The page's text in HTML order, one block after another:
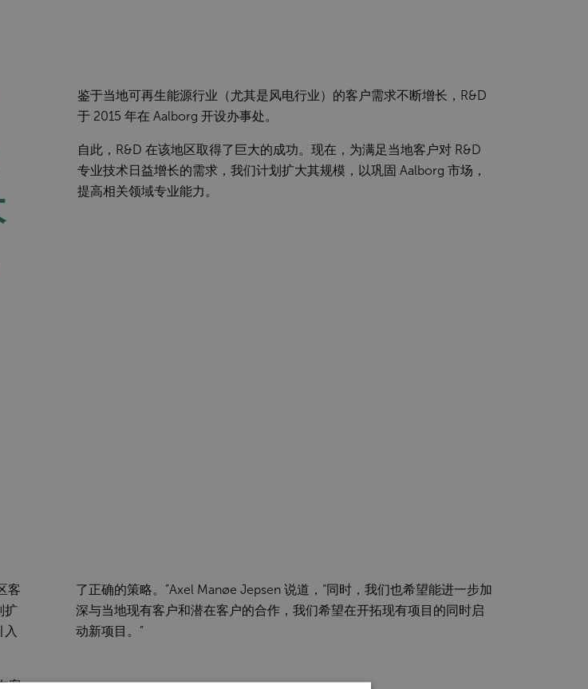
鉴于当地可再生能源行业（尤其是风电行业）的客户需求不断增长，R&D
于 2015 年在 Aalborg 开设办事处。
自此，R&D 在该地区取得了巨大的成功。现在，为满足当地客户对 R&D
专业技术日益增长的需求，我们计划扩大其规模，以巩固 Aalborg 市场，
提高相关领域专业能力。
客
扩
入
客
了正确的策略。”Axel Manøe Jepsen 说道，“同时，我们也希望能进一步加
深与当地现有客户和潜在客户的合作，我们希望在开拓现有项目的同时启
动新项目。”